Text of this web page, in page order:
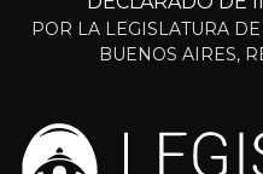
POR LA LEGISLATURA
BUENOS AIRES,